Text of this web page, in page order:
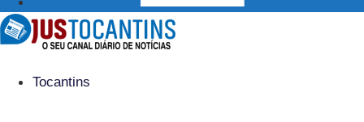
Tocantins